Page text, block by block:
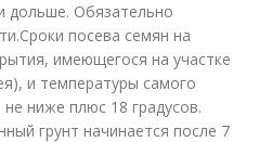
дольше. Обязательно
посева семян на
имеющегося на участке
и температуры самого
ниже плюс 18 градусов.
грунт начинается после 7